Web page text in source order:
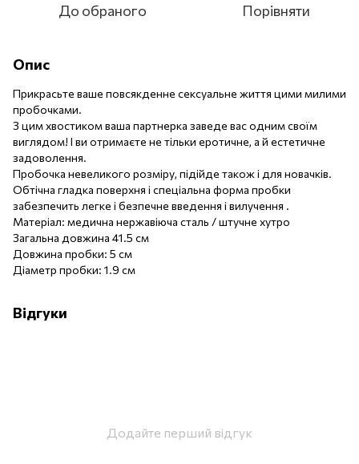
До обраного Порівняти
Опис
Прикрасьте ваше повсякденне сексуальне життя цими милими
пробочками.
З цим хвостиком ваша партнерка заведе вас одним своїм
виглядом! І ви отримаєте не тільки еротичне, а й естетичне
задоволення.
Пробочка невеликого розміру, підійде також і для новачків.
Обтічна гладка поверхня і спеціальна форма пробки
забезпечить легке і безпечне введення і вилучення .
Матеріал: медична нержавіюча сталь / штучне хутро
Загальна довжина 41.5 см
Довжина пробки: 5 см
Діаметр пробки: 1.9 см
Відгуки
Додайте перший відгук